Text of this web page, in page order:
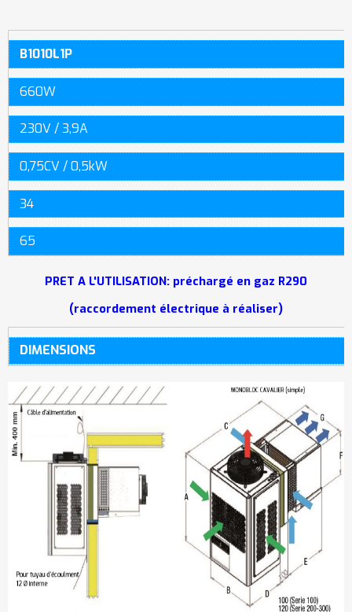
B1010L1P
660W
230V / 3,9A
0,75CV / 0,5kW
34
65
PRET A L'UTILISATION: préchargé en gaz R290
(raccordement électrique à réaliser)
DIMENSIONS